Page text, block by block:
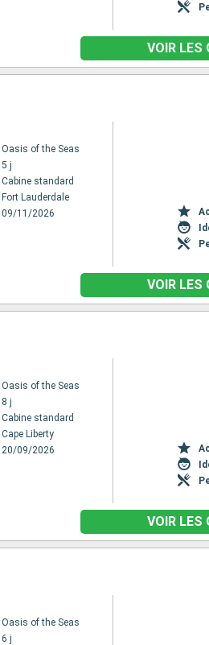
VOIR LES
Oasis of the Seas
5 j
Cabine standard
Fort Lauderdale
09/11/2026
VOIR LES
Oasis of the Seas
8 j
Cabine standard
Cape Liberty
20/09/2026
VOIR LES
Oasis of the Seas
6 j